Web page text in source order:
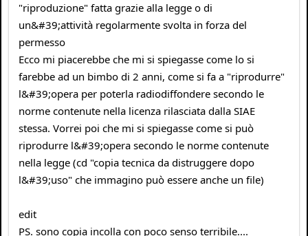
"riproduzione" fatta grazie alla legge o di
un&#39;attività regolarmente svolta in forza del
permesso
Ecco mi piacerebbe che mi si spiegasse come lo si
farebbe ad un bimbo di 2 anni, come si fa a "riprodurre"
l&#39;opera per poterla radiodiffondere secondo le
norme contenute nella licenza rilasciata dalla SIAE
stessa. Vorrei poi che mi si spiegasse come si può
riprodurre l&#39;opera secondo le norme contenute
nella legge (cd "copia tecnica da distruggere dopo
l&#39;uso" che immagino può essere anche un file)
edit
PS. sono copia incolla con poco senso terribile....